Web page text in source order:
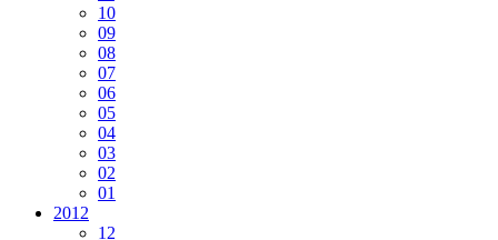
10
09
08
07
06
05
04
03
02
01
2012
12